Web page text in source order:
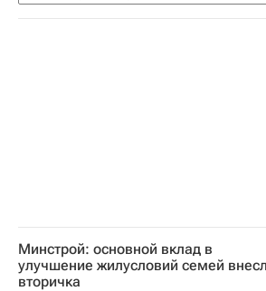
Жилье
Никита Стасишин
Минстрой: основной вклад в
улучшение жилусловий семей
вторичка